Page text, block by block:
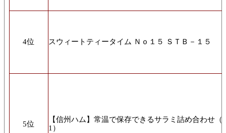
4位 スウィートティータイム Ｎｏ１５ ＳＴＢ－１５
5位
【信州ハム】常温で保存できるサラミ詰め合わせ（
1）